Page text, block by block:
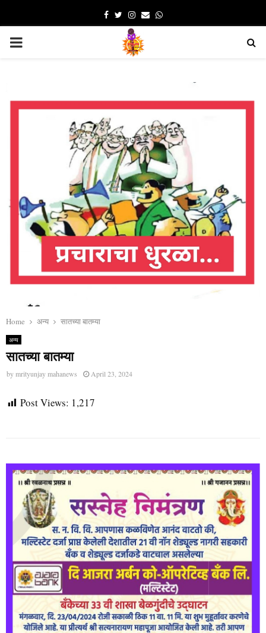
Facebook
TwitterInstagram
EmailWhatsapp
PRIMARY
Home अन्य सातच्या बातम्या
अन्य
सातच्या बातम्या
bymrityunjay mahanews April 23, 2024
Post Views: 1,217